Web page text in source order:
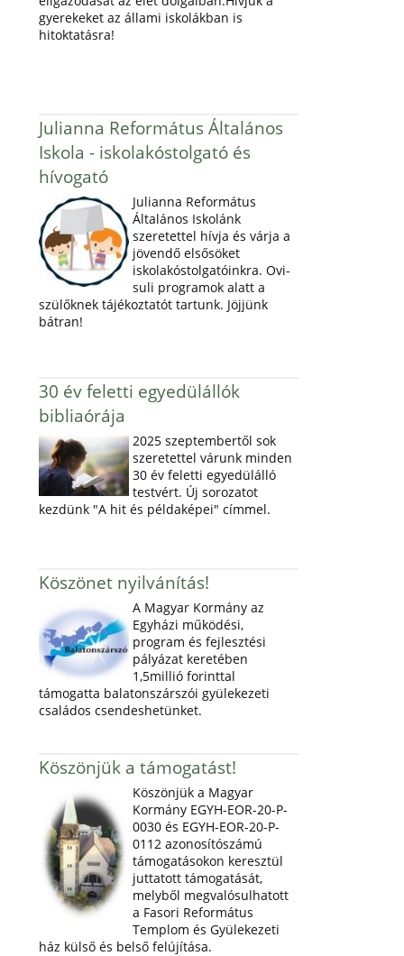
gyerekeket az állami iskolákban is
hitoktatásra!
Julianna Református Általános
Iskola - iskolakóstolgató és
hívogató
Julianna Református
Általános Iskolánk
szeretettel hívja és várja a
jövendő elsősöket
iskolakóstolgatóinkra. Ovi-
suli programok alatt a
szülőknek tájékoztatót tartunk. Jöjjünk
bátran!
30 év feletti egyedülállók
bibliaórája
2025 szeptembertől sok
szeretettel várunk minden
30 év feletti egyedülálló
testvért. Új sorozatot
kezdünk "A hit és példaképei" címmel.
Köszönet nyilvánítás!
A Magyar Kormány az
Egyházi működési,
program és fejlesztési
pályázat keretében
1,5millió forinttal
támogatta balatonszárszói gyülekezeti
családos csendeshetünket.
Köszönjük a támogatást!
Köszönjük a Magyar
Kormány EGYH-EOR-20-P-
0030 és EGYH-EOR-20-P-
0112 azonosítószámú
támogatásokon keresztül
juttatott támogatását,
melyből megvalósulhatott
a Fasori Református
Templom és Gyülekezeti
ház külső és belső felújítása.